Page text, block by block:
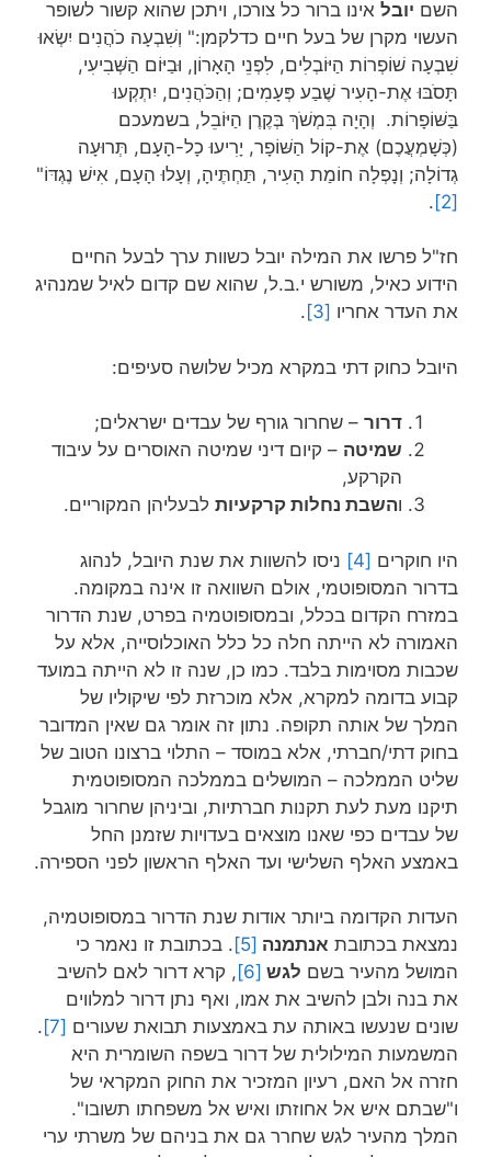
השם יובל אינו ברור כל צורכו, ויתכן שהוא קשור לשופר
העשוי מקרן של בעל חיים כדלקמן:" וְשִׁבְעָה כֹהֲנִים יִשְׂאוּ
שִׁבְעָה שׁוֹפְרוֹת הַיּוֹבְלִים, לִפְנֵי הָאָרוֹן, וּבַיּוֹם הַשְּׁבִיעִי,
תָּסֹבּוּ אֶת-הָעִיר שֶׁבַע פְּעָמִים; וְהַכֹּהֲנִים, יִתְקְעוּ
בַּשּׁוֹפָרוֹת. וְהָיָה בִּמְשֹׁךְ בְּקֶרֶן הַיּוֹבֵל, בשמעכם
(כְּשָׁמְעֲכֶם) אֶת-קוֹל הַשּׁוֹפָר, יָרִיעוּ כָל-הָעָם, תְּרוּעָה
גְדוֹלָה; וְנָפְלָה חוֹמַת הָעִיר, תַּחְתֶּיהָ, וְעָלוּ הָעָם, אִישׁ נֶגְדּוֹ"
[2]
.
חז"ל פרשו את המילה יובל כשוות ערך לבעל החיים
הידוע כאיל, משורש י.ב.ל, שהוא שם קדום לאיל שמנהיג
את העדר אחריו [3]
.
היובל כחוק דתי במקרא מכיל שלושה סעיפים:
דרור – שחרור גורף של עבדים ישראלים;
שמיטה – קיום דיני שמיטה האוסרים על עיבוד
הקרקע,
והשבת נחלות קרקעיות לבעליהן המקוריים.
היו חוקרים [4]
ניסו להשוות את שנת היובל, לנהוג
בדרור המסופוטמי, אולם השוואה זו אינה במקומה.
במזרח הקדום בכלל, ובמסופוטמיה בפרט, שנת הדרור
האמורה לא הייתה חלה כל כלל האוכלוסייה, אלא על
שכבות מסוימות בלבד. כמו כן, שנה זו לא הייתה במועד
קבוע בדומה למקרא, אלא מוכרזת לפי שיקוליו של
המלך של אותה תקופה. נתון זה אומר גם שאין המדובר
בחוק דתי/חברתי, אלא במוסד – התלוי ברצונו הטוב של
שליט הממלכה – המושלים בממלכה המסופוטמית
תיקנו מעת לעת תקנות חברתיות, וביניהן שחרור מוגבל
של עבדים כפי שאנו מוצאים בעדויות שזמנן החל
באמצע האלף השלישי ועד האלף הראשון לפני הספירה.
העדות הקדומה ביותר אודות שנת הדרור במסופוטמיה,
נמצאת בכתובת אנתמנה [5]
. בכתובת זו נאמר כי
המושל מהעיר בשם לגש [6]
, קרא דרור לאם להשיב
את בנה ולבן להשיב את אמו, ואף נתן דרור למלווים
שונים שנעשו באותה עת באמצעות תבואת שעורים [7]
.
המשמעות המילולית של דרור בשפה השומרית היא
חזרה אל האם, רעיון המזכיר את החוק המקראי של
ו"שבתם איש אל אחוזתו ואיש אל משפחתו תשובו".
המלך מהעיר לגש שחרר גם את בניהם של משרתי ערי